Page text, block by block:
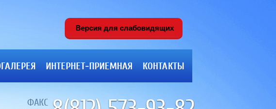
Версия для слабовидящих
ИНТЕРНЕТ-ПРИЕМНАЯ КОНТАКТЫ
ФАКС